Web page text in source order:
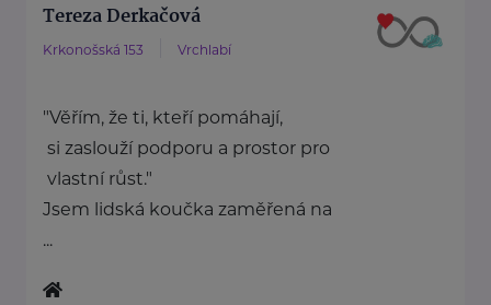
Tereza Derkačová
Krkonošská 153 Vrchlabí
"Věřím, že ti, kteří pomáhají,
si zaslouží podporu a prostor pro
vlastní růst."
Jsem lidská koučka zaměřená na
...